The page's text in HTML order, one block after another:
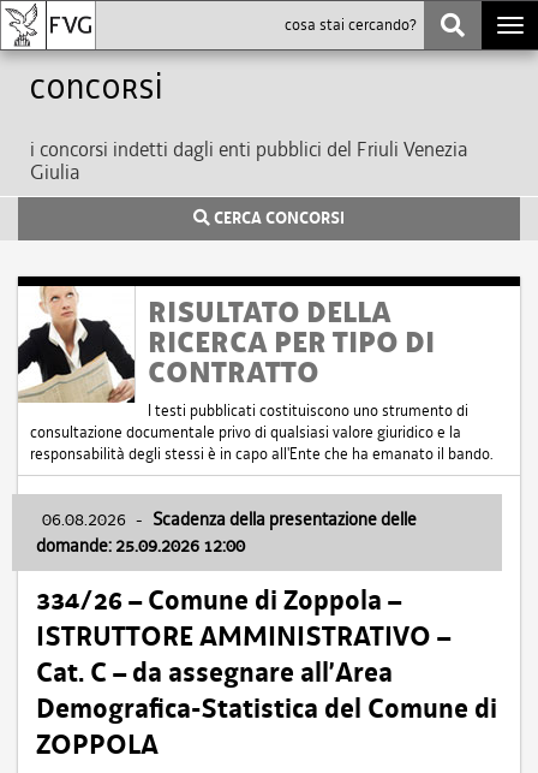
Concorsi
i concorsi indetti dagli enti pubblici del Friuli Venezia
Giulia
CERCA CONCORSI
RISULTATO DELLA
RICERCA PER TIPO DI
CONTRATTO
I testi pubblicati costituiscono uno strumento di
consultazione documentale privo di qualsiasi valore giuridico e la
responsabilità degli stessi è in capo all'Ente che ha emanato il bando.
06.08.2026 - Scadenza della presentazione delle
domande: 25.09.2026 12:00
334/26 – Comune di Zoppola –
ISTRUTTORE AMMINISTRATIVO –
Cat. C – da assegnare all’Area
Demografica-Statistica del Comune di
ZOPPOLA